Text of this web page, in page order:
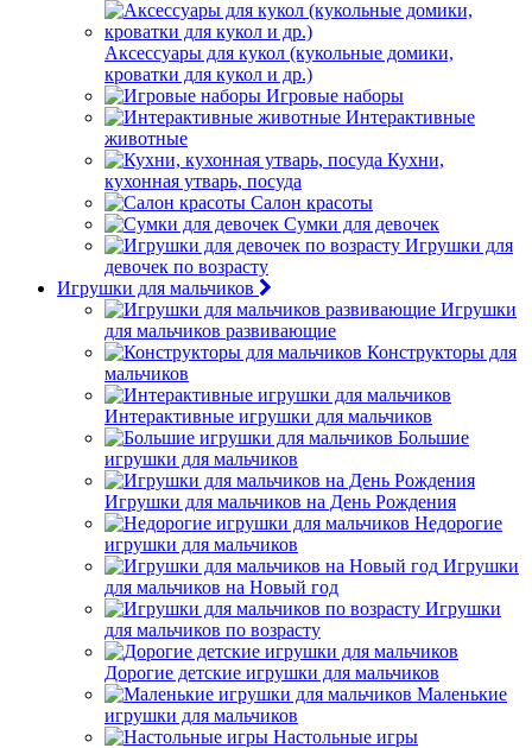
Аксессуары для кукол (кукольные домики,
кроватки для кукол и др.)
Игровые наборы
Интерактивные
животные
Кухни,
кухонная утварь, посуда
Салон красоты
Сумки для девочек
Игрушки для
девочек по возрасту
Игрушки для мальчиков
Игрушки
для мальчиков развивающие
Конструкторы для
мальчиков
Интерактивные игрушки для мальчиков
Большие
игрушки для мальчиков
Игрушки для мальчиков на День Рождения
Недорогие
игрушки для мальчиков
Игрушки
для мальчиков на Новый год
Игрушки
для мальчиков по возрасту
Дорогие детские игрушки для мальчиков
Маленькие
игрушки для мальчиков
Настольные игры